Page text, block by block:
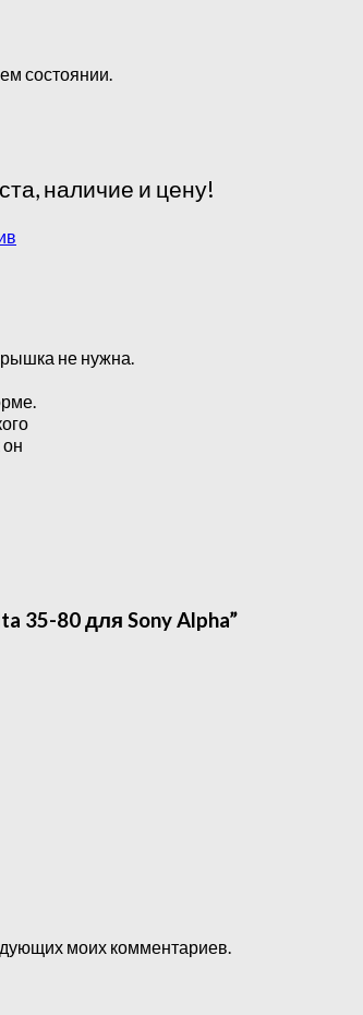
состоянии.
наличие и цену!
не нужна.
35-80 для Sony Alpha”
моих комментариев.